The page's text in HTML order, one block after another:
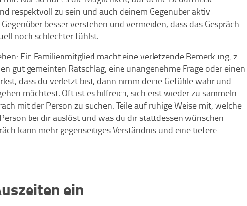
respektvoll zu sein und auch deinem Gegenüber aktiv
besser verstehen und vermeiden, dass das Gespräch
noch schlechter fühlst.
Ein Familienmitglied macht eine verletzende Bemerkung, z.
gut gemeinten Ratschlag, eine unangenehme Frage oder einen
dass du verletzt bist, dann nimm deine Gefühle wahr und
möchtest. Oft ist es hilfreich, sich erst wieder zu sammeln
mit der Person zu suchen. Teile auf ruhige Weise mit, welche
bei dir auslöst und was du dir stattdessen wünschen
kann mehr gegenseitiges Verständnis und eine tiefere
ein